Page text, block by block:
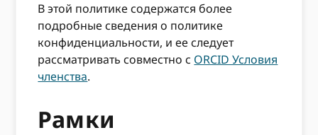
В этой политике содержатся более
подробные сведения о политике
конфиденциальности, и ее следует
рассматривать совместно с ORCID Условия
членства.
Рамки